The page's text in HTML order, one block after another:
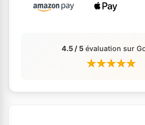
4.5 / 5évaluation sur